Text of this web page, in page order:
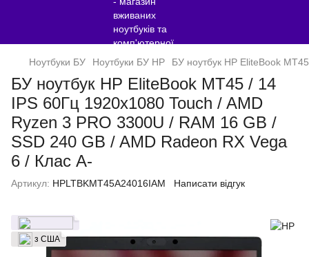
Ноутбуки БУ Ноутбуки БУ HP БУ ноутбук HP EliteBook
БУ ноутбук HP EliteBook MT45 / 14
IPS 60Гц 1920x1080 Touch / AMD
Ryzen 3 PRO 3300U / RAM 16 GB /
SSD 240 GB / AMD Radeon RX Vega
6 / Клас A-
Артикул: HPLTBKMT45A24016IAM Написати відгук
з США